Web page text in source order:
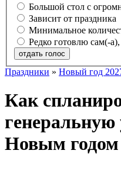
Большой стол с
Зависит от праздника
Минимальное
Редко готовлю сам(-
отдать голос
Праздники » Новый год
Как
генеральную
Новым годом